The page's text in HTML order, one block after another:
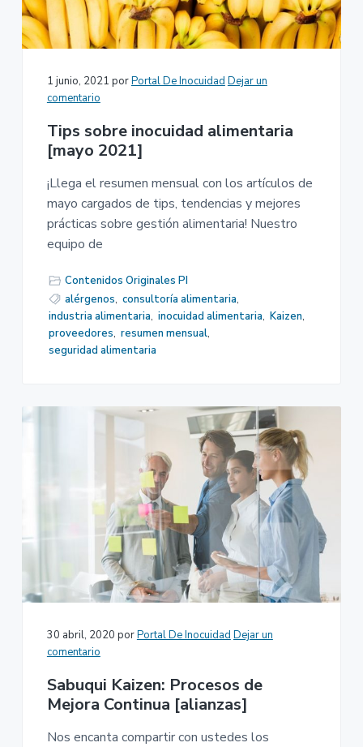
1 junio, 2021 porPortal De Inocuidad Dejar un
comentario
Tips sobre inocuidad alimentaria
[mayo 2021]
¡Llega el resumen mensual con los artículos de
mayo cargados de tips, tendencias y mejores
prácticas sobre gestión alimentaria! Nuestro
equipo de
Contenidos Originales PI
alérgenos, consultoría alimentaria,
industria alimentaria, inocuidad alimentaria, Kaizen,
proveedores, resumen mensual,
seguridad alimentaria
30 abril, 2020 porPortal De Inocuidad Dejar un
comentario
Sabuqui Kaizen: Procesos de
Mejora Continua [alianzas]
Nos encanta compartir con ustedes los